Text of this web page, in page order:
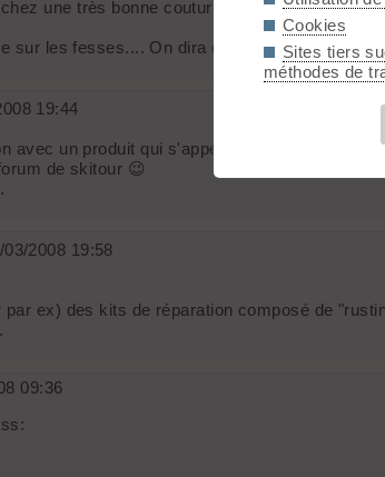
une très bonne couturière qui te fera un
sur les fesses.... On dira que c'est pas le plus
19:44
avec un produit qui s'appelle SeamGrip
de skitour 😉
2008 19:58
ex) des kits de réparation composé de
09:36
Cookies
Sites tiers
méthodes de